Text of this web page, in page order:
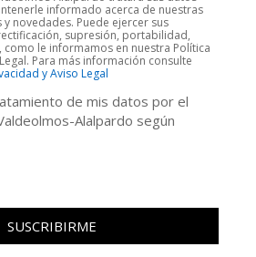
informado acerca de nuestras
novedades. Puede ejercer sus
supresión, portabilidad,
le informamos en nuestra Política
Para más información consulte
y Aviso Legal
de mis datos por el
Alalpardo según